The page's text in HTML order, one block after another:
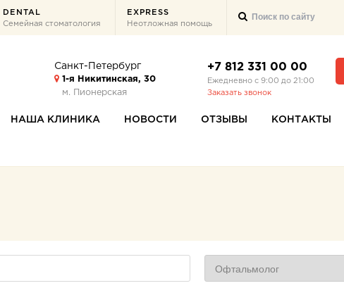
DENTAL
Семейная стоматология
EXPRESS
Неотложная помощь
Санкт-Петербург
1-я Никитинская, 30
м. Пионерская
+7 812 331 00 00
Ежедневно с 9:00 до 21:00
Заказать звонок
НАША КЛИНИКА НОВОСТИ ОТЗЫВЫ КОНТАКТЫ